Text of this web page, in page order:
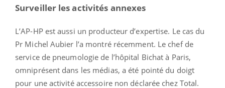
Surveiller les activités annexes
L’AP-HP est aussi un producteur d’expertise. Le cas du
Pr Michel Aubier l’a montré récemment. Le chef de
service de pneumologie de l’hôpital Bichat à Paris,
omniprésent dans les médias, a été pointé du doigt
pour une activité accessoire non déclarée chez Total.